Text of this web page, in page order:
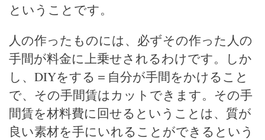
ということです。
人の作ったものには、必ずその作った人の
手間が料金に上乗せされるわけです。しか
し、DIYをする＝自分が手間をかけること
で、その手間賃はカットできます。その手
間賃を材料費に回せるということは、質が
良い素材を手にいれることができるという